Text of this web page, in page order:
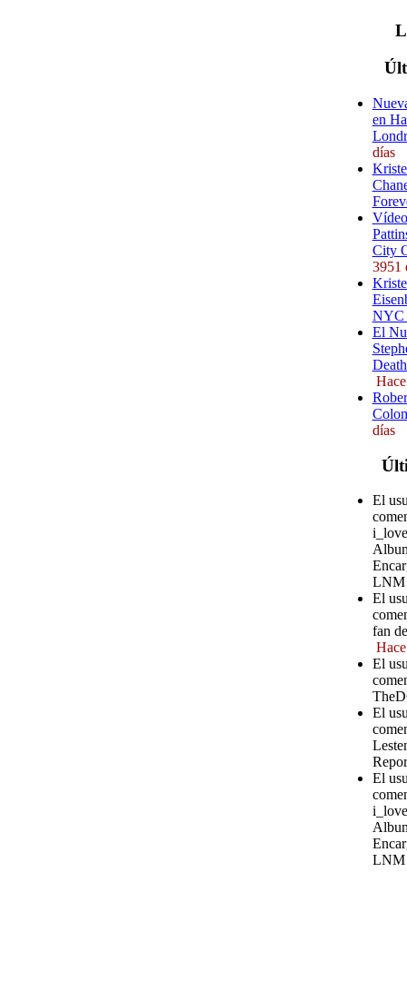
en
días
City
3951
NYC
El
días
El
LNM
El
fan
El
El
El
LNM